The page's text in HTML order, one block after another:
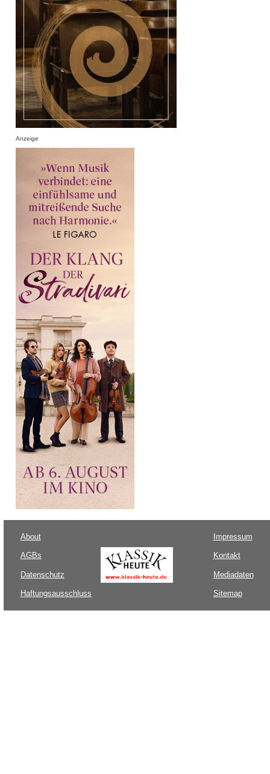
Anzeige
About
AGBs
Datenschutz
Haftungsausschluss
Impressum
Kontakt
Mediadaten
Sitemap